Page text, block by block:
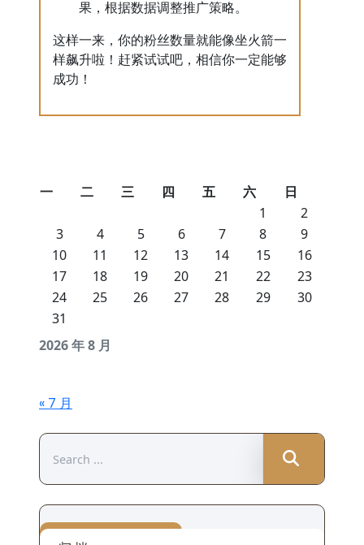
果，根据数据调整推广策略。
这样一来，你的粉丝数量就能像坐火箭一
样飙升啦！赶紧试试吧，相信你一定能够
成功！
2026 年 8 月
一 二 三 四 五 六
日
1
2
3
4 5 6 7 8
9
10
11 12 13 14 15
16
17
18 19 20 21 22
23
24
25 26 27 28 29
30
31
« 7 月
for: